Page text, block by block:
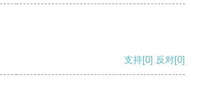
支持[0] 反对[0]